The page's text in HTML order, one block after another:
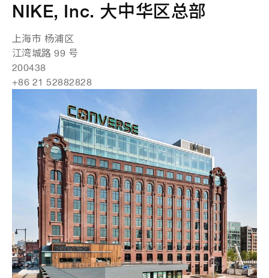
NIKE, Inc. 大中华区总部
上海市 杨浦区
江湾城路 99 号
200438
+86 21 52882828